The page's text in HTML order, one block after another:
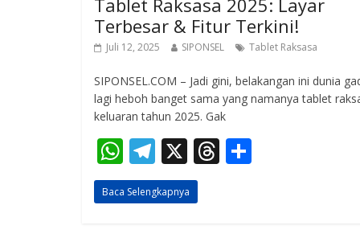
Tablet Raksasa 2025: Layar
Terbesar & Fitur Terkini!
Juli 12, 2025 SIPONSEL Tablet Raksasa
SIPONSEL.COM – Jadi gini, belakangan ini dunia
lagi heboh banget sama yang namanya tablet
keluaran tahun 2025. Gak
W
h
at
T
el
e
X T
Baca Selengkapnya